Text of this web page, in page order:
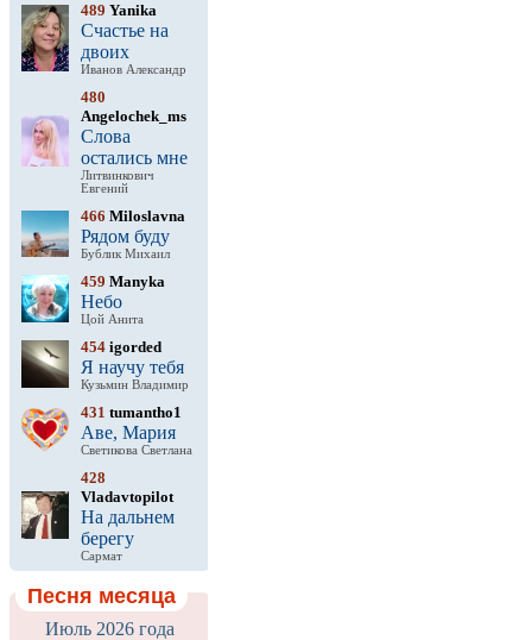
489 Yanika
Счастье на
двоих
Иванов Александр
480
Angelochek_ms
Слова
остались мне
Литвинкович
Евгений
466 Miloslavna
Рядом буду
Бублик Михаил
459 Manyka
Небо
Цой Анита
454 igorded
Я научу тебя
Кузьмин Владимир
431 tumantho1
Аве, Мария
Светикова Светлана
428
Vladavtopilot
На дальнем
берегу
Сармат
Песня месяца
Июль 2026 года